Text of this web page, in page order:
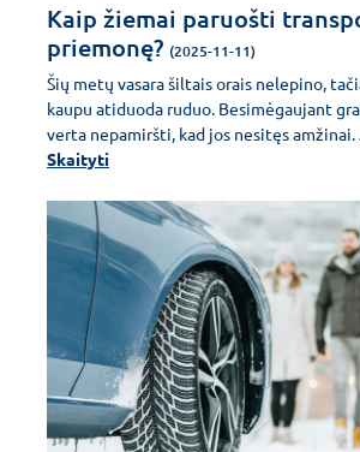
Kaip žiemai paruošti
priemonę? (2025-11-11)
Šių metų vasara šiltais orais nelepino,
kaupu atiduoda ruduo. Besimėgaujant
verta nepamiršti, kad jos nesitęs amžinai.
Skaityti